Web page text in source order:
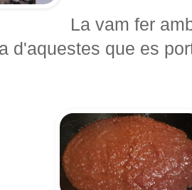
La vam fer
d'aquestes que es